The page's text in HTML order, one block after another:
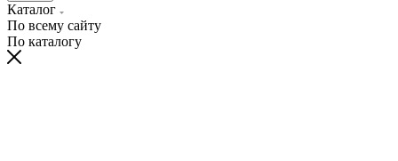
Каталог
По всему сайту
По каталогу